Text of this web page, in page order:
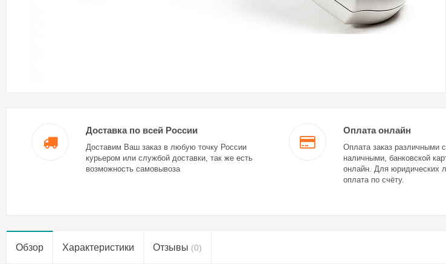
Доставка по всей России
Доставим Ваш заказ в любую точку России
курьером или службой доставки, так же есть
возможность самовывоза
Оплата онлайн
Оплата заказ различными
наличными, банковской
онлайн. Для юридических
оплата по счёту.
Обзор Характеристики Отзывы (0)